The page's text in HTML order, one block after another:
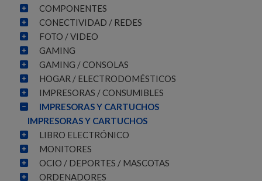
COMPONENTES
CONECTIVIDAD / REDES
FOTO / VIDEO
GAMING
GAMING / CONSOLAS
HOGAR / ELECTRODOMÉSTICOS
IMPRESORAS / CONSUMIBLES
IMPRESORAS Y CARTUCHOS
IMPRESORAS Y CARTUCHOS
LIBRO ELECTRÓNICO
MONITORES
OCIO / DEPORTES / MASCOTAS
ORDENADORES